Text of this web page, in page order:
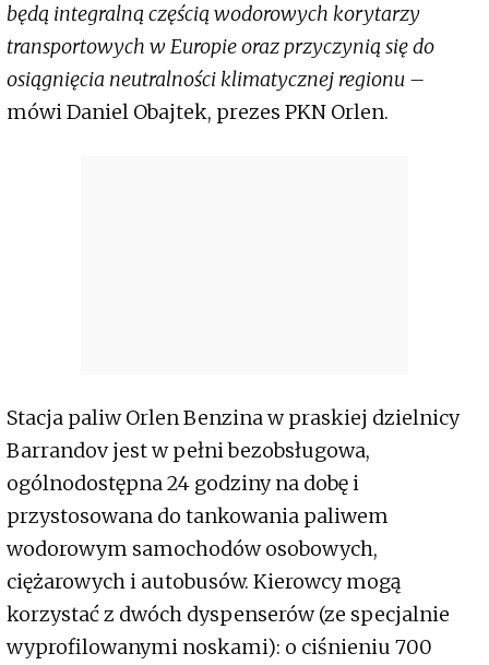
będą integralną częścią wodorowych korytarzy
transportowych w Europie oraz przyczynią się do
osiągnięcia neutralności klimatycznej regionu –
mówi Daniel Obajtek, prezes PKN Orlen.
Stacja paliw Orlen Benzina w praskiej dzielnicy
Barrandov jest w pełni bezobsługowa,
ogólnodostępna 24 godziny na dobę i
przystosowana do tankowania paliwem
wodorowym samochodów osobowych,
ciężarowych i autobusów. Kierowcy mogą
korzystać z dwóch dyspenserów (ze specjalnie
wyprofilowanymi noskami): o ciśnieniu 700